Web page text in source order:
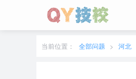
当前城市： 广东 切换地区
当前位置： 全部问题 河北